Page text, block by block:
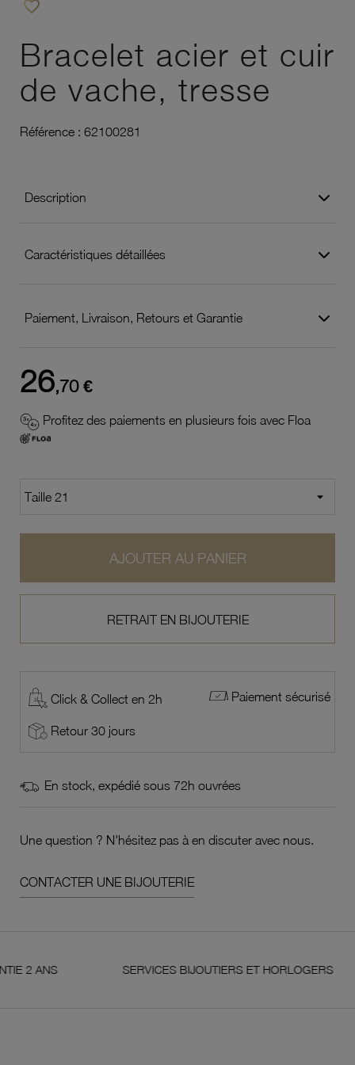
favorite_border
Bracelet acier et cuir
de vache, tresse
Référence : 62100281
Description
Caractéristiques détaillées
Paiement, Livraison, Retours et Garantie
26,70 €
Profitez des paiements en plusieurs fois avec Floa
AJOUTER AU PANIER
RETRAIT EN BIJOUTERIE
Click & Collect en 2h Paiement sécurisé
Retour 30 jours
En stock, expédié sous 72h ouvrées
Une question ? N'hésitez pas à en discuter avec nous.
CONTACTER UNE BIJOUTERIE
SERVICES BIJOUTIERS ET HORLOGERS